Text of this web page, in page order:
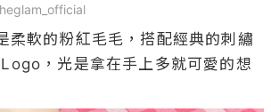
柔軟的粉紅毛毛，搭配經典的刺繡
，光是拿在手上多就可愛的想